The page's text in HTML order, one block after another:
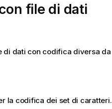
file di dati
di dati con codifica diversa da
la codifica dei set di caratteri.